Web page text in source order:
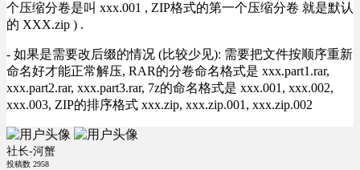
个压缩分卷是叫 xxx.001 , ZIP格式的第一个压缩分卷 就是默认
的 XXX.zip ) .
- 如果是需要改后缀的情况 (比较少见): 需要把文件按顺序重新
命名好才能正常解压, RAR的分卷命名格式是 xxx.part1.rar,
xxx.part2.rar, xxx.part3.rar, 7z的命名格式是 xxx.001, xxx.002,
xxx.003, ZIP的排序格式 xxx.zip, xxx.zip.001, xxx.zip.002
社长-河蟹
投稿数 2958